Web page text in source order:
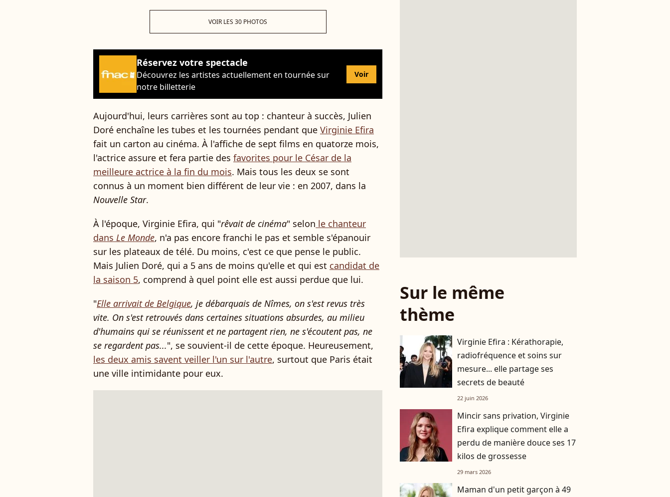
VOIR LES 30 PHOTOS
Réservez votre spectacle
Découvrez les artistes actuellement en tournée sur
notre billetterie
Voir
Aujourd'hui, leurs carrières sont au top : chanteur à succès, Julien
Doré enchaîne les tubes et les tournées pendant que Virginie Efira
fait un carton au cinéma. À l'affiche de sept films en quatorze mois,
l'actrice assure et fera partie des favorites pour le César de la
meilleure actrice à la fin du mois. Mais tous les deux se sont
connus à un moment bien différent de leur vie : en 2007, dans la
Nouvelle Star.
À l'époque, Virginie Efira, qui "rêvait de cinéma" selon le chanteur
dans Le Monde, n'a pas encore franchi le pas et semble s'épanouir
sur les plateaux de télé. Du moins, c'est ce que pense le public.
Mais Julien Doré, qui a 5 ans de moins qu'elle et qui est candidat de
la saison 5, comprend à quel point elle est aussi perdue que lui.
"Elle arrivait de Belgique, je débarquais de Nîmes, on s'est revus très
vite. On s'est retrouvés dans certaines situations absurdes, au milieu
d'humains qui se réunissent et ne partagent rien, ne s'écoutent pas, ne
se regardent pas...", se souvient-il de cette époque. Heureusement,
les deux amis savent veiller l'un sur l'autre, surtout que Paris était
une ville intimidante pour eux.
Sur le même
thème
Virginie Efira : Kérathorapie,
radiofréquence et soins sur
mesure... elle partage ses
secrets de beauté
22 juin 2026
Mincir sans privation, Virginie
Efira explique comment elle a
perdu de manière douce ses 17
kilos de grossesse
29 mars 2026
Maman d'un petit garçon à 49